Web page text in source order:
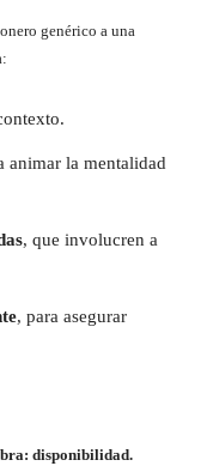
genérico a una
animar la mentalidad
, que involucren a
, para asegurar
disponibilidad.